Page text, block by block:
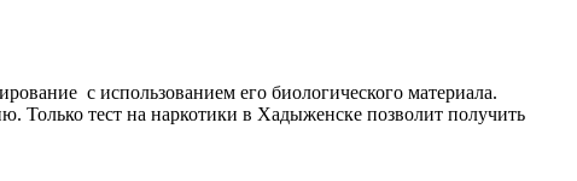
с использованием его биологического материала.
Только тест на наркотики в Хадыженске позволит получить